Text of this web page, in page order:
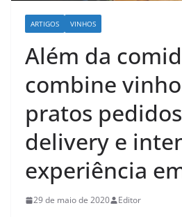
ARTIGOS VINHOS
Além da
combine
pratos
delivery e
experiência
29 de maio de 2020 Editor